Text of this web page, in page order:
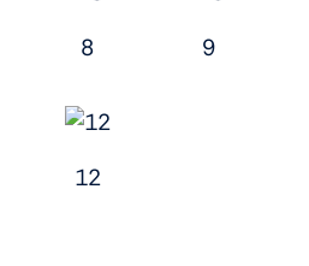
8 9
12